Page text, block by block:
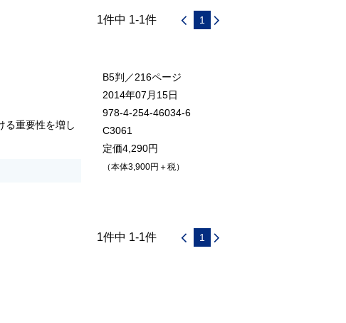
1件中 1-1件 1
る重要性を増し
B5判／216ページ
2014年07月15日
978-4-254-46034-6
C3061
定価4,290円
（本体3,900円＋税）
1件中 1-1件 1